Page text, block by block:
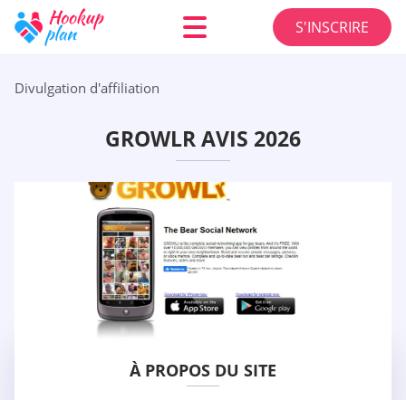
S'INSCRIRE
Divulgation d'affiliation
GROWLR AVIS 2026
À PROPOS DU SITE